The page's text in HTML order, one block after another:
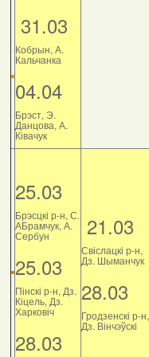
31.03
Кобрын, А.
Кальчанка
04.04
Брэст, Э.
Данцова, А.
Ківачук
25.03
Брэсцкі р-н, С.
АБрамчук, А.
Сербун
25.03
Пінскі р-н, Дз.
Кіцель, Дз.
Харковіч
28.03
21.03
Свіслацкі р-н,
Дз. Шыманчук
28.03
Гродзенскі р-н,
Дз. Вінчэўскі